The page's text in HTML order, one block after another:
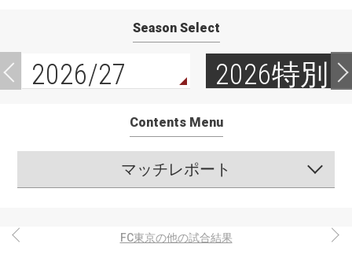
Season Select
2026/27 2026特別
Contents Menu
マッチレポート
FC東京の他の試合結果